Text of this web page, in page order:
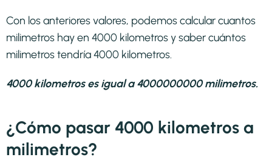
Con los anteriores valores, podemos calcular cuantos
milimetros hay en 4000 kilometros y saber cuántos
milimetros tendría 4000 kilometros.
4000 kilometros es igual a 4000000000 milimetros.
¿Cómo pasar 4000 kilometros a
milimetros?